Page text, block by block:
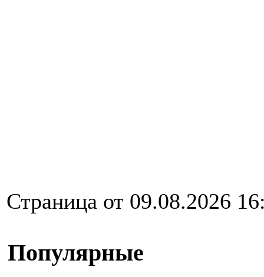
Страница от 09.08.2026
Популярные